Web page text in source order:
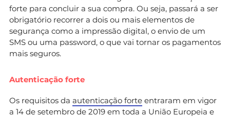
forte para concluir a sua compra. Ou seja, passará a ser
obrigatório recorrer a dois ou mais elementos de
segurança como a impressão digital, o envio de um
SMS ou uma password, o que vai tornar os pagamentos
mais seguros.
Autenticação forte
Os requisitos da autenticação forte entraram em vigor
a 14 de setembro de 2019 em toda a União Europeia e